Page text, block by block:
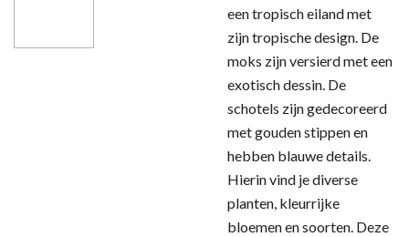
een tropisch eiland met
zijn tropische design. De
moks zijn versierd met een
exotisch dessin. De
schotels zijn gedecoreerd
met gouden stippen en
hebben blauwe details.
Hierin vind je diverse
planten, kleurrijke
bloemen en soorten. Deze